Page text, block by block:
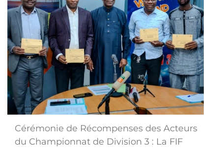
Cérémonie de Récompenses des Acteurs
du Championnat de Division 3 : La FIF